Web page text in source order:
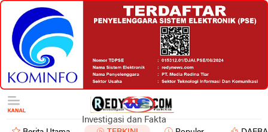
Investigasi dan Fakta